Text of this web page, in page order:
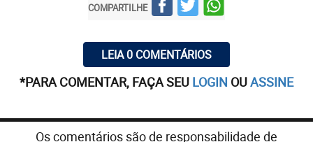
COMPARTILHE
LEIA 0 COMENTÁRIOS
*PARA COMENTAR, FAÇA SEU LOGIN OUASSINE
Os comentários são de responsabilidade de